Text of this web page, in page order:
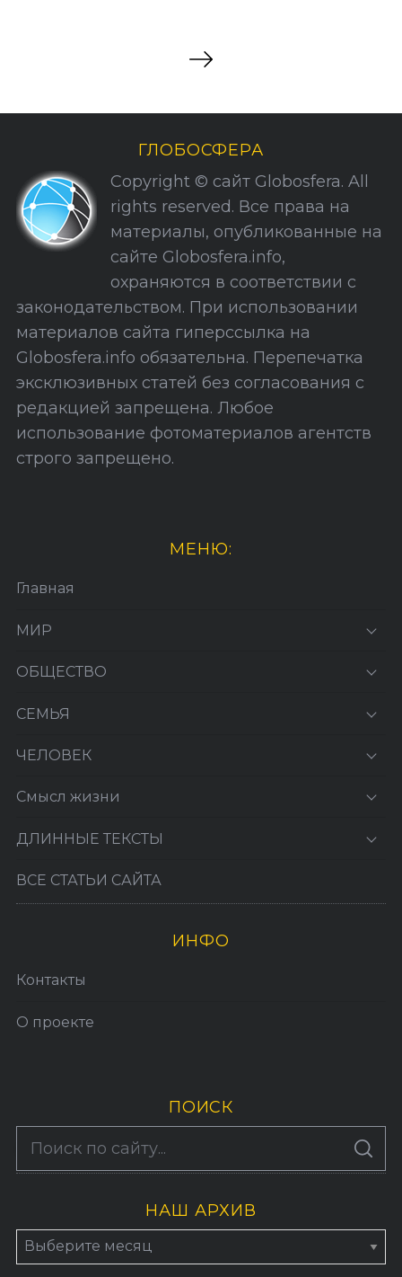
и
ц
и
й
ГЛОБОСФЕРА
Copyright © сайт Globosfera. All
rights reserved. Все права на
материалы, опубликованные на
сайте Globosfera.info,
охраняются в соответствии с
законодательством. При использовании
материалов сайта гиперссылка на
Globosfera.info обязательна. Перепечатка
эксклюзивных статей без согласования с
редакцией запрещена. Любое
использование фотоматериалов агентств
строго запрещено.
МЕНЮ:
Главная
МИР
ОБЩЕСТВО
СЕМЬЯ
ЧЕЛОВЕК
Смысл жизни
ДЛИННЫЕ ТЕКСТЫ
ВСЕ СТАТЬИ САЙТА
ИНФО
Контакты
О проекте
ПОИСК
h
S
A
По авторам
НАШ АРХИВ
Н
а